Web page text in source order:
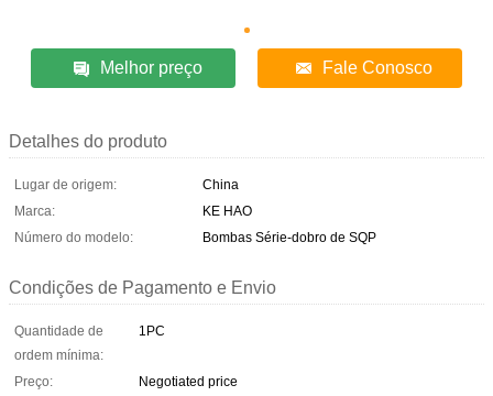
Melhor preço Fale Conosco
Detalhes do produto
Lugar de origem:
China
Marca:
KE HAO
Número do modelo:
Bombas Série-dobro de SQP
Condições de Pagamento e Envio
Quantidade de
ordem mínima:
1PC
Preço:
Negotiated price